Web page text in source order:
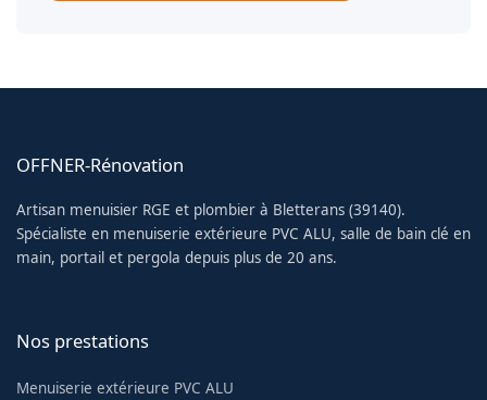
OFFNER-Rénovation
Artisan menuisier RGE et plombier à Bletterans (39140).
Spécialiste en menuiserie extérieure PVC ALU, salle de bain clé en
main, portail et pergola depuis plus de 20 ans.
Nos prestations
Menuiserie extérieure PVC ALU